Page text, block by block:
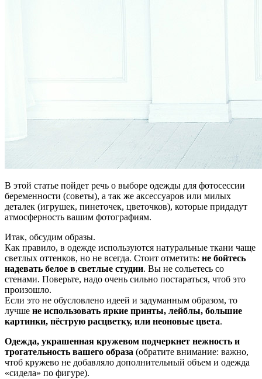
В этой статье пойдет речь о выборе одежды для фотосессии
беременности (советы), а так же аксессуаров или милых
деталек (игрушек, пинеточек, цветочков), которые придадут
атмосферность вашим фотографиям.
Итак, обсудим образы.
Как правило, в одежде используются натуральные ткани чаще
светлых оттенков, но не всегда. Стоит отметить: не бойтесь
надевать белое в светлые студии. Вы не сольетесь со
стенами. Поверьте, надо очень сильно постараться, чтоб это
произошло.
Если это не обусловлено идеей и задуманным образом, то
лучше не использовать яркие принты, лейблы, большие
картинки, пёструю расцветку, или неоновые цвета.
Одежда, украшенная кружевом подчеркнет нежность и
трогательность вашего образа (обратите внимание: важно,
чтоб кружево не добавляло дополнительный объем и одежда
«сидела» по фигуре).